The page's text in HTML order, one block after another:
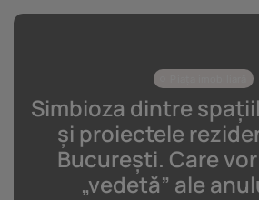
Simbioza dintre
și proiectele
București. Care
„vedetă” ale